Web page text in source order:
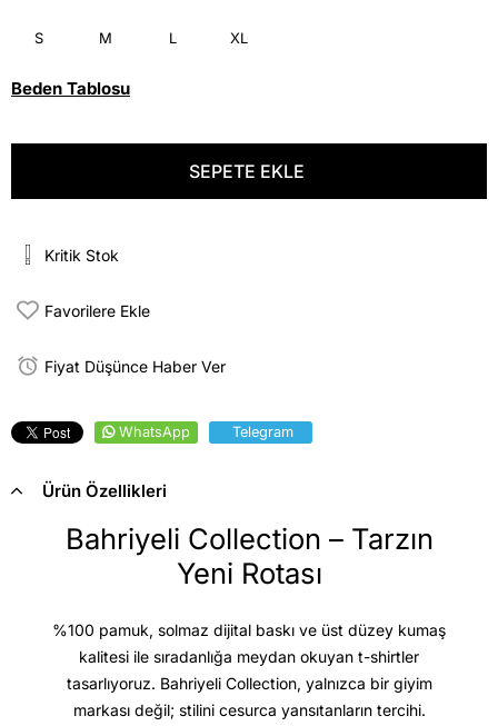
S M L XL
Beden Tablosu
Kritik Stok
Favorilere Ekle
Fiyat Düşünce Haber Ver
WhatsApp Telegram
Ürün Özellikleri
Bahriyeli Collection – Tarzın
Yeni Rotası
%100 pamuk, solmaz dijital baskı ve üst düzey kumaş
kalitesi ile sıradanlığa meydan okuyan t-shirtler
tasarlıyoruz. Bahriyeli Collection, yalnızca bir giyim
markası değil; stilini cesurca yansıtanların tercihi.